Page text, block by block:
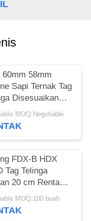
60mm 58mm
Sapi Ternak Tag
Disesuaikan
Tidak Beracun
MOQ:Negotiable
FDX-B HDX
Tag Telinga
20 cm Rentang
Untuk
Pertanian
MOQ:100 buah